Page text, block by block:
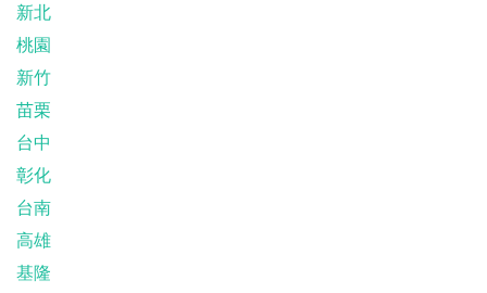
新北
桃園
新竹
苗栗
台中
彰化
台南
高雄
基隆